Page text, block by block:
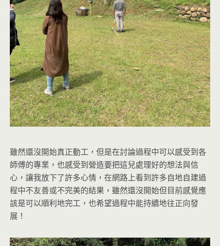
雖然還沒開始真正動工，但是在討論過程中可以感受到各
師傅的專業，也感受到營造要把這兒處理好的想法與信
心，讓我放下了許多心情，在網路上看到許多自地自建過
程中不友善或不完美的結果，雖然還沒開始但目前感覺應
該是可以順利地完工，也希望過程中能持續地往正向發
展！